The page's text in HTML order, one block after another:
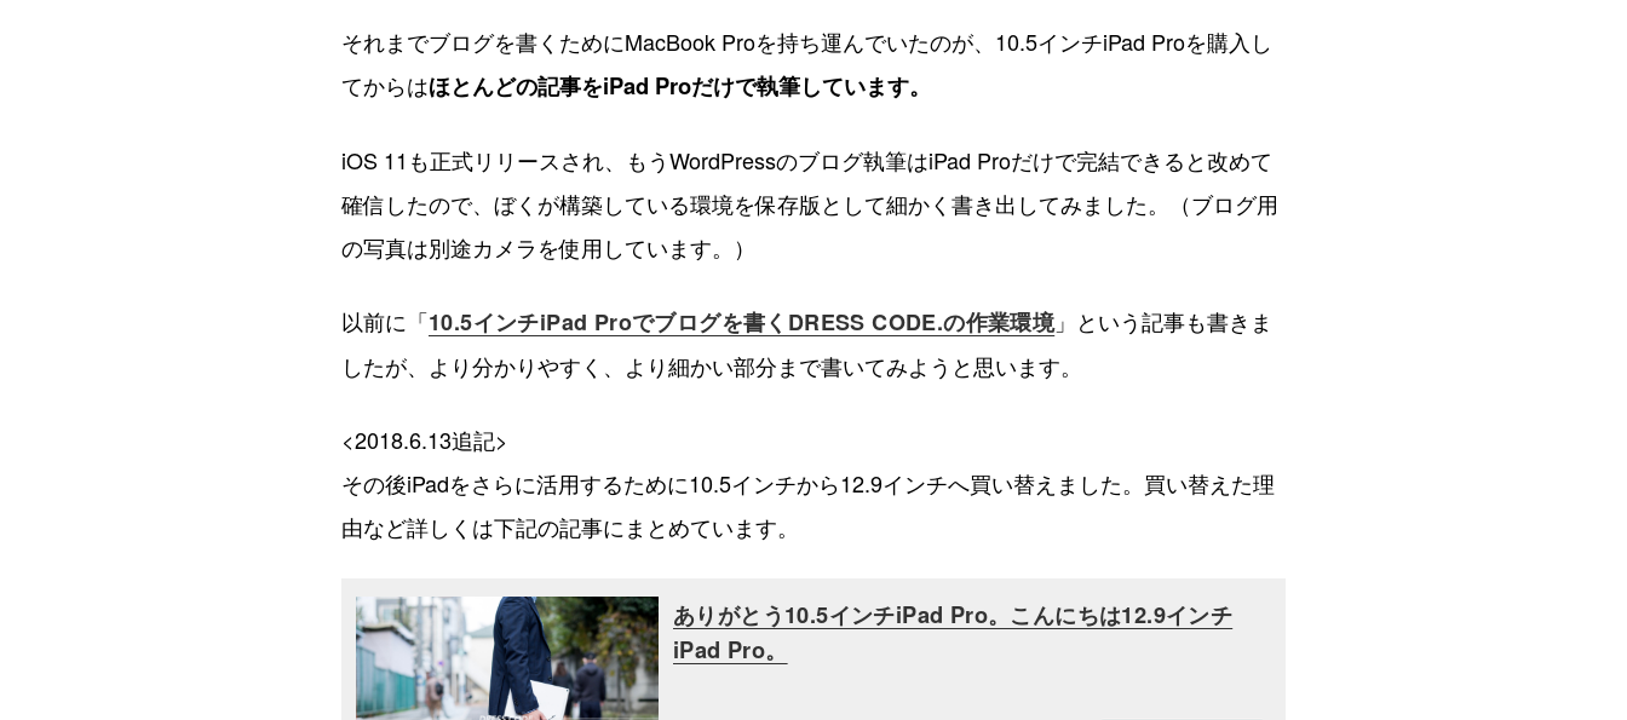
それまでブログを書くためにMacBook Proを持ち運んでいたのが、10.5インチiPad Proを購入し
てからはほとんどの記事をiPad Proだけで執筆しています。
iOS 11も正式リリースされ、もうWordPressのブログ執筆はiPad Proだけで完結できると改めて
確信したので、ぼくが構築している環境を保存版として細かく書き出してみました。（ブログ用
の写真は別途カメラを使用しています。）
以前に「10.5インチiPad Proでブログを書くDRESS CODE.の作業環境」という記事も書きま
したが、より分かりやすく、より細かい部分まで書いてみようと思います。
<2018.6.13追記>
その後iPadをさらに活用するために10.5インチから12.9インチへ買い替えました。買い替えた理
由など詳しくは下記の記事にまとめています。
ありがとう10.5インチiPad Pro。こんにちは12.9インチ
iPad Pro。